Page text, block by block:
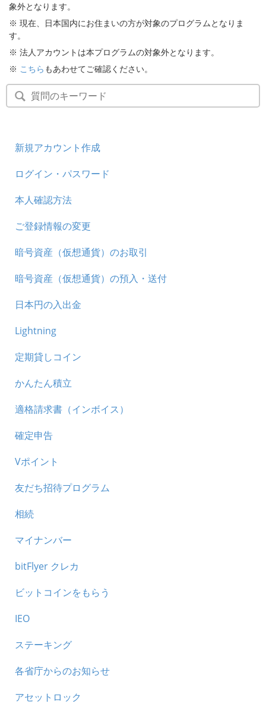
象外となります。
※ 現在、日本国内にお住まいの方が対象のプログラムとなりま
す。
※ 法人アカウントは本プログラムの対象外となります。
※ こちら もあわせてご確認ください。
新規アカウント作成
ログイン・パスワード
本人確認方法
ご登録情報の変更
暗号資産（仮想通貨）のお取引
暗号資産（仮想通貨）の預入・送付
日本円の入出金
Lightning
定期貸しコイン
かんたん積立
適格請求書（インボイス）
確定申告
Vポイント
友だち招待プログラム
相続
マイナンバー
bitFlyer クレカ
ビットコインをもらう
IEO
ステーキング
各省庁からのお知らせ
アセットロック